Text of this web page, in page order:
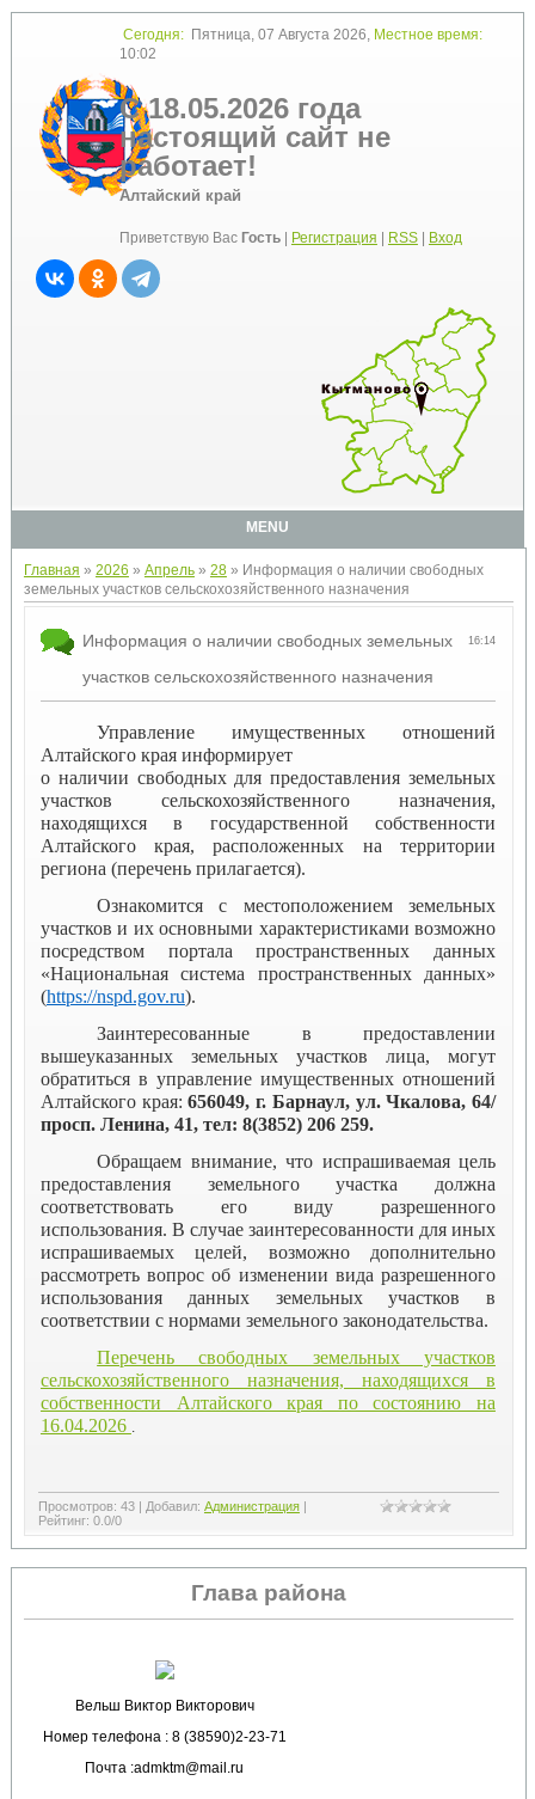
Сегодня:Пятница, 07 Августа 2026, Местное время:
10:02
С 18.05.2026 года
настоящий сайт не
работает!
Алтайский край
Приветствую Вас Гость| Регистрация RSS| Вход
MENU
Главная » 2026 » Апрель » 28» Информация о наличии свободных
земельных участков сельскохозяйственного назначения
16:14
Информация о наличии свободных земельных
участков сельскохозяйственного назначения
Управление имущественных отношений
Алтайского края информирует
о наличии свободных для предоставления земельных
участков сельскохозяйственного назначения,
находящихся в государственной собственности
Алтайского края, расположенных на территории
региона (перечень прилагается).
Ознакомится с местоположением земельных
участков и их основными характеристиками возможно
посредством портала пространственных данных
«Национальная система пространственных данных»
(https://nspd.gov.ru).
Заинтересованные в предоставлении
вышеуказанных земельных участков лица, могут
обратиться в управление имущественных отношений
Алтайского края:656049, г. Барнаул, ул. Чкалова, 64/
просп. Ленина, 41, тел: 8(3852) 206 259.
Обращаем внимание, что испрашиваемая цель
предоставления земельного участка должна
соответствовать его виду разрешенного
использования. В случае заинтересованности для иных
испрашиваемых целей, возможно дополнительно
рассмотреть вопрос об изменении вида разрешенного
использования данных земельных участков в
соответствии с нормами земельного законодательства.
Перечень свободных земельных участков
сельскохозяйственного назначения, находящихся в
собственности Алтайского края по состоянию на
16.04.2026
Просмотров: 43| Добавил: Администрация |
Рейтинг: 0.0/0
Глава района
Вельш Виктор Викторович
Номер телефона : 8 (38590)2-23-71
Почта :admktm@mail.ru